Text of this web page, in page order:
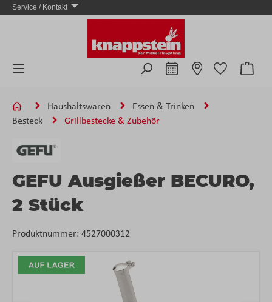
Zum Hauptinhalt springen
Service / Kontakt
Haushaltswaren
Essen & Trinken
Besteck
Grillbestecke & Zubehör
Bildergalerie überspringen
GEFU Ausgießer BECURO,
2 Stück
Produktnummer: 4527000312